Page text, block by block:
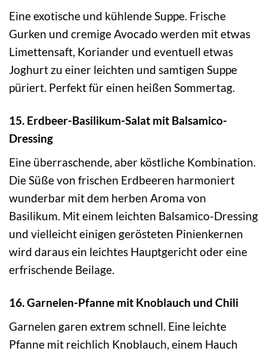
Eine exotische und kühlende Suppe. Frische
Gurken und cremige Avocado werden mit etwas
Limettensaft, Koriander und eventuell etwas
Joghurt zu einer leichten und samtigen Suppe
püriert. Perfekt für einen heißen Sommertag.
15. Erdbeer-Basilikum-Salat mit Balsamico-
Dressing
Eine überraschende, aber köstliche Kombination.
Die Süße von frischen Erdbeeren harmoniert
wunderbar mit dem herben Aroma von
Basilikum. Mit einem leichten Balsamico-Dressing
und vielleicht einigen gerösteten Pinienkernen
wird daraus ein leichtes Hauptgericht oder eine
erfrischende Beilage.
16. Garnelen-Pfanne mit Knoblauch und Chili
Garnelen garen extrem schnell. Eine leichte
Pfanne mit reichlich Knoblauch, einem Hauch